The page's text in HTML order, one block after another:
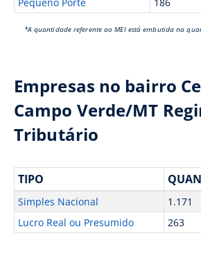
*A quantidade referente ao MEI está embutida na
Empresas no bairro
Campo Verde/MT
Tributário
TIPO
Simples Nacional 1.171
Lucro Real ou Presumido
263